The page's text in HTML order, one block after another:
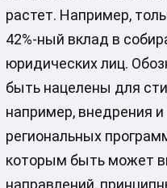
растет. Например,
42%-ный вклад в
юридических лиц.
быть нацелены для
например, внедрения
региональных
которым быть может
направлений,